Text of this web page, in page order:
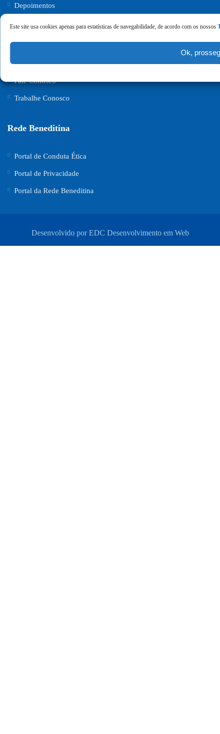
Este site usa cookies apenas para estatísticas de navegabilidade, de acordo com os nossos
Ok,
Depoimentos
Notícias
Fale Conosco
Trabalhe Conosco
Rede Beneditina
Portal de Conduta Ética
Portal de Privacidade
Portal da Rede Beneditina
Desenvolvido por EDC Desenvolvimento em Web